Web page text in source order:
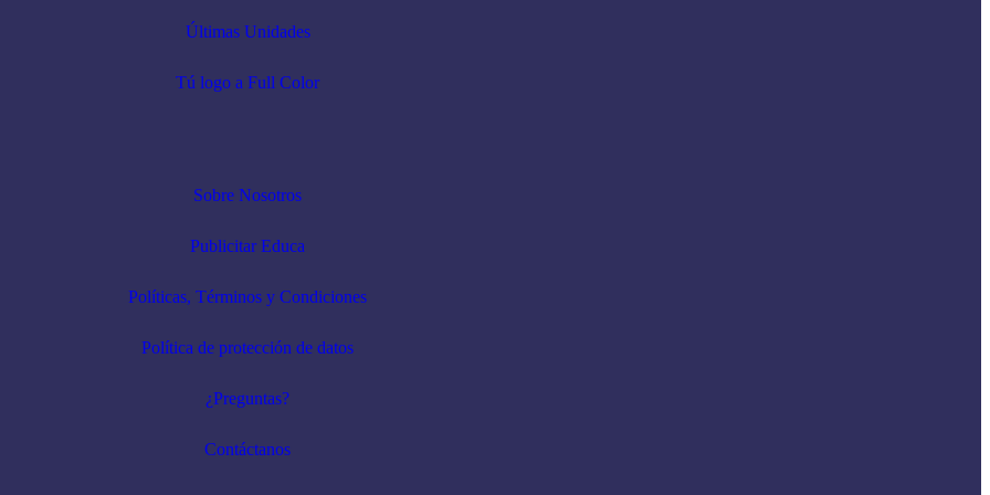
Últimas Unidades
Tú logo a Full Color
Sobre Nosotros
Publicitar Educa
Políticas, Términos y Condiciones
Política de protección de datos
¿Preguntas?
Contáctanos